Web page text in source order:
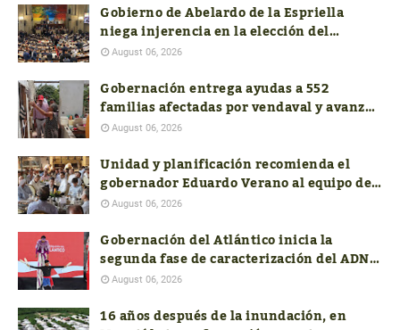
Gobierno de Abelardo de la Espriella
niega injerencia en la elección del
próximo contralor General
August 06, 2026
Gobernación entrega ayudas a 552
familias afectadas por vendaval y avanza
con la reconstrucción de 19 viviendas
August 06, 2026
Unidad y planificación recomienda el
gobernador Eduardo Verano al equipo de
costeños en el nuevo Gobierno nacional
August 06, 2026
Gobernación del Atlántico inicia la
segunda fase de caracterización del ADN
Cultural
August 06, 2026
16 años después de la inundación, en